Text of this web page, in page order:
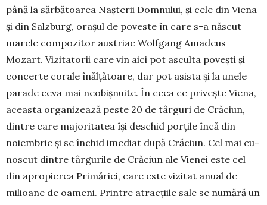
până la sărbătoarea Nașterii Domnului, și cele din Viena
și din Salzburg, orașul de poveste în care s-a născut
marele compozitor austriac Wolfgang Amadeus
Mozart. Vizitatorii care vin aici pot asculta povești și
concerte corale înălțătoare, dar pot asista și la unele
parade ceva mai neobiș­nuite. În ceea ce privește Viena,
aceasta orga­ni­zează peste 20 de târguri de Crăciun,
dintre care majoritatea își deschid porțile încă din
noiembrie și se închid imediat după Crăciun. Cel mai cu­
noscut dintre târgurile de Crăciun ale Vienei este cel
din apropierea Primăriei, care este vizitat anual de
milioane de oameni. Printre atracțiile sale se numără un